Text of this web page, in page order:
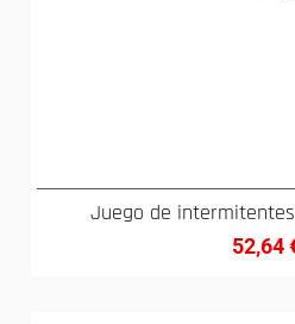
Juego de
52,64